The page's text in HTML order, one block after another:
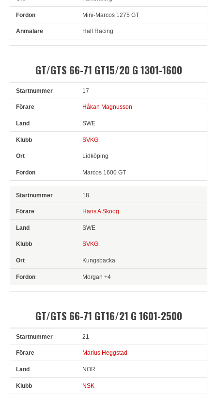
Mini-Marcos 1275 GT
Hall Racing
GT/GTS 66-71 GT15/20 G 1301-1600
Snr Förare 17
Håkan Magnusson
SWE
SVKG
Lidköping
Marcos 1600 GT
18
Hans A Skoog
SWE
SVKG
Kungsbacka
Morgan +4
GT/GTS 66-71 GT16/21 G 1601-2500
Snr Förare 21
Marius Heggstad
NOR
NSK